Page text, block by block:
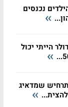
נכנסים
הייתי יכול
שמדאיג